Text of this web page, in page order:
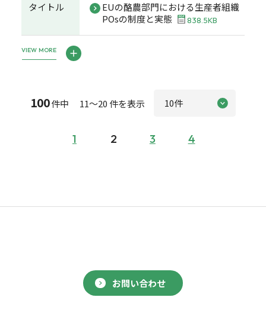
タイトル
EUの酪農部門における生産者組織
POsの制度と実態
838.5KB
VIEW MORE
100件中 11～20 件を表示
1 2 3 4
お問い合わせ